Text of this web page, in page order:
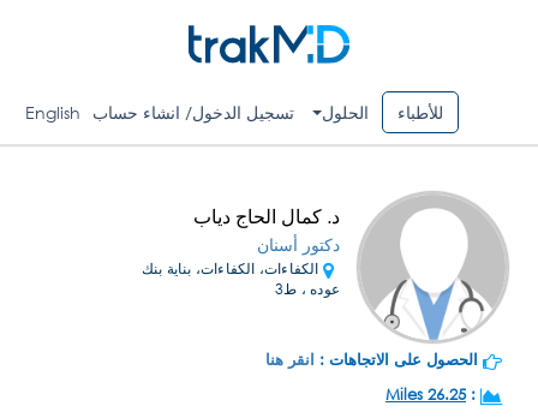
للأطباء الحلول تسجيل الدخول/ انشاء حساب English
د. كمال الحاج دياب
دكتور أسنان
الكفاءات، الكفاءات، بناية بنك
عوده ، ط3
الحصول على الاتجاهات : انقر هنا
:
26.25 Miles